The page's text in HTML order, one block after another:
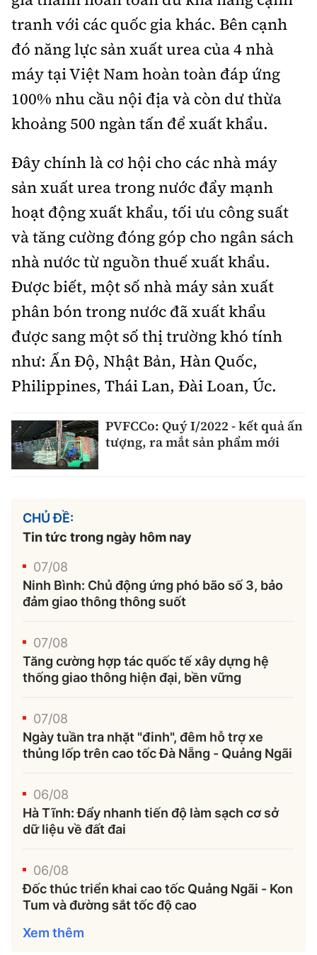
tranh với các quốc gia khác. Bên cạnh
đó năng lực sản xuất urea của 4 nhà
máy tại Việt Nam hoàn toàn đáp ứng
100% nhu cầu nội địa và còn dư thừa
khoảng 500 ngàn tấn để xuất khẩu.
Đây chính là cơ hội cho các nhà máy
sản xuất urea trong nước đẩy mạnh
hoạt động xuất khẩu, tối ưu công suất
và tăng cường đóng góp cho ngân sách
nhà nước từ nguồn thuế xuất khẩu.
Được biết, một số nhà máy sản xuất
phân bón trong nước đã xuất khẩu
được sang một số thị trường khó tính
như: Ấn Độ, Nhật Bản, Hàn Quốc,
Philippines, Thái Lan, Đài Loan, Úc.
PVFCCo: Quý I/2022 - kết quả ấn
tượng, ra mắt sản phẩm mới
CHỦ ĐỀ:
Tin tức trong ngày hôm nay
07/08
Ninh Bình: Chủ động ứng phó bão số 3, bảo
đảm giao thông thông suốt
07/08
Tăng cường hợp tác quốc tế xây dựng hệ
thống giao thông hiện đại, bền vững
07/08
Ngày tuần tra nhặt "đinh", đêm hỗ trợ xe
thủng lốp trên cao tốc Đà Nẵng - Quảng Ngãi
06/08
Hà Tĩnh: Đẩy nhanh tiến độ làm sạch cơ sở
dữ liệu về đất đai
06/08
Đốc thúc triển khai cao tốc Quảng Ngãi - Kon
Tum và đường sắt tốc độ cao
Xem thêm